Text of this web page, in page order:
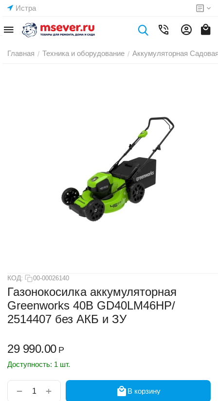
Истра
Главная / Техника и оборудование / Аккумуляторная
КОД: 00-00026140
Газонокосилка аккумуляторная
Greenworks 40В GD40LM46HP/
2514407 без АКБ и ЗУ
29 990.00 Р
Доступность: 1 шт.
+
−
В корзину